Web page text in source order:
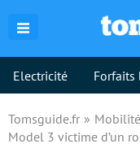
Electricité Forfaits
Tomsguide.fr Mobilité
Model 3 victime d’un